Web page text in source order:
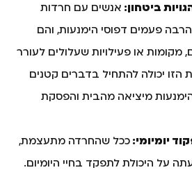
ביטחון: אנשים עם חרדות
פעמים דפוסי הימנעות, והם
מקומות או פעילויות שעלולים לעורר
הזו יכולה להתחיל בדברים קטנים
מיציאה מהבית והפסקת
יומיומי: ככל שהחרדה מתעצמת,
על היכולת לתפקד בחיי היומיום.